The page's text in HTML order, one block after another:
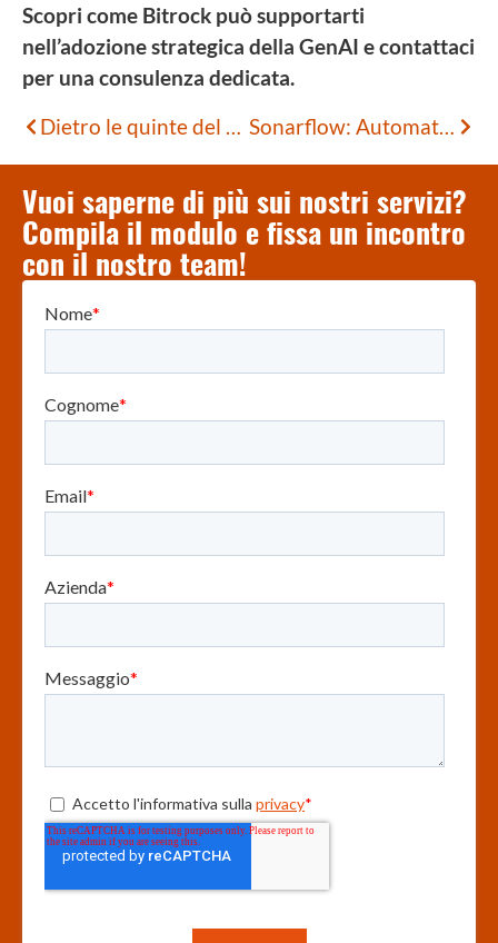
Scopri come Bitrock può supportarti
nell’adozione strategica della GenAI e contattaci
per una consulenza dedicata.
Dietro le quinte del codice – Carmelo Calabrò
Sonarflow: Automatizzare la Qualità del Codice Dove Conta Davvero
Vuoi saperne di più sui nostri servizi?
Compila il modulo e fissa un incontro
con il nostro team!